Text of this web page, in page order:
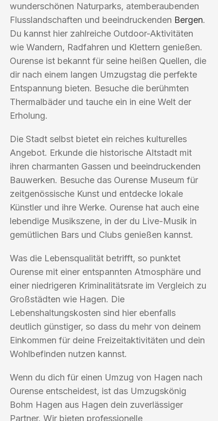
wunderschönen Naturparks, atemberaubenden
Flusslandschaften und beeindruckenden Bergen.
Du kannst hier zahlreiche Outdoor-Aktivitäten
wie Wandern, Radfahren und Klettern genießen.
Ourense ist bekannt für seine heißen Quellen, die
dir nach einem langen Umzugstag die perfekte
Entspannung bieten. Besuche die berühmten
Thermalbäder und tauche ein in eine Welt der
Erholung.
Die Stadt selbst bietet ein reiches kulturelles
Angebot. Erkunde die historische Altstadt mit
ihren charmanten Gassen und beeindruckenden
Bauwerken. Besuche das Ourense Museum für
zeitgenössische Kunst und entdecke lokale
Künstler und ihre Werke. Ourense hat auch eine
lebendige Musikszene, in der du Live-Musik in
gemütlichen Bars und Clubs genießen kannst.
Was die Lebensqualität betrifft, so punktet
Ourense mit einer entspannten Atmosphäre und
einer niedrigeren Kriminalitätsrate im Vergleich zu
Großstädten wie Hagen. Die
Lebenshaltungskosten sind hier ebenfalls
deutlich günstiger, so dass du mehr von deinem
Einkommen für deine Freizeitaktivitäten und dein
Wohlbefinden nutzen kannst.
Wenn du dich für einen Umzug von Hagen nach
Ourense entscheidest, ist das Umzugskönig
Bohm Hagen aus Hagen dein zuverlässiger
Partner. Wir bieten professionelle